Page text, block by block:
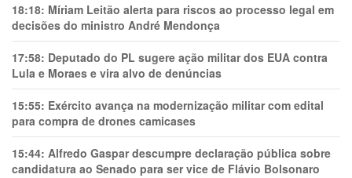
18:18: Míriam Leitão alerta para riscos ao processo legal em
decisões do ministro André Mendonça
17:58: Deputado do PL sugere ação militar dos EUA contra
Lula e Moraes e vira alvo de denúncias
15:55: Exército avança na modernização militar com edital
para compra de drones camicases
15:44: Alfredo Gaspar descumpre declaração pública sobre
candidatura ao Senado para ser vice de Flávio Bolsonaro